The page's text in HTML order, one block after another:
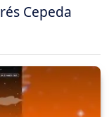
Cepeda